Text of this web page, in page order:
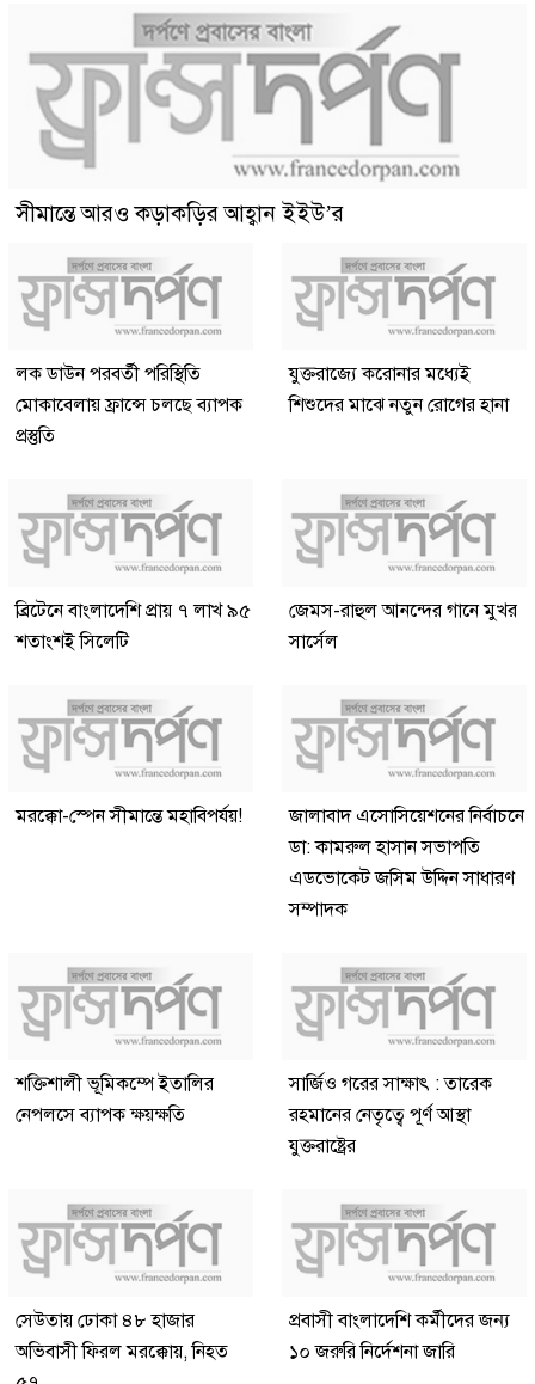
সীমান্তে আরও কড়াকড়ির আহ্বান ইইউ’র
লক ডাউন পরবর্তী পরিস্থিতি
মোকাবেলায় ফ্রান্সে চলছে ব্যাপক
প্রস্তুতি
যুক্তরাজ্যে করোনার মধ্যেই
শিশুদের মাঝে নতুন রোগের হানা
ব্রিটেনে বাংলাদেশি প্রায় ৭ লাখ ৯৫
শতাংশই সিলেটি
জেমস-রাহুল আনন্দের গানে মুখর
সার্সেল
মরক্কো-স্পেন সীমান্তে মহাবিপর্যয়!
জালাবাদ এসোসিয়েশনের নির্বাচনে
ডা: কামরুল হাসান সভাপতি
এডভোকেট জসিম উদ্দিন সাধারণ
সম্পাদক
শক্তিশালী ভূমিকম্পে ইতালির
নেপলসে ব্যাপক ক্ষয়ক্ষতি
সার্জিও গরের সাক্ষাৎ : তারেক
রহমানের নেতৃত্বে পূর্ণ আস্থা
যুক্তরাষ্ট্রের
সেউতায় ঢোকা ৪৮ হাজার
অভিবাসী ফিরল মরক্কোয়, নিহত
প্রবাসী বাংলাদেশি কর্মীদের জন্য
১০ জরুরি নির্দেশনা জারি